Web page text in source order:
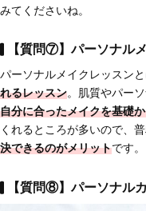
みてくださいね。
【質問⑦】パーソナル
パーソナルメイクレッスン
れるレッスン。肌質やパー
自分に合ったメイクを基礎
くれるところが多いので、
決できるのがメリットです。
【質問⑧】パーソナル